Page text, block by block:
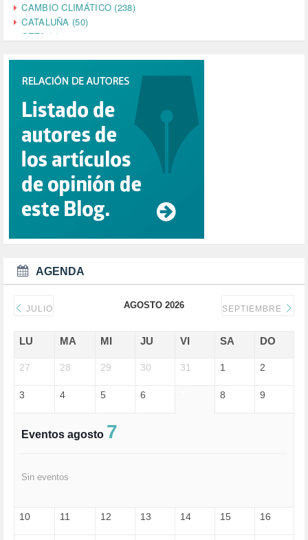
CAMBIO CLIMÁTICO (238)
CATALUÑA (50)
CETA (2)
CINE (35)
COMPROMISO (2)
CONFERENCIA (1)
CONSUMO (1)
CORONAVIRUS (155)
CORRUPCIÓN (215)
CULTURA (704)
DANA (78)
DD.HH. (1)
DEMOCRACIA (1)
DEMOCRAIA (1)
DEPORTES (2)
DERECHOS SOCIALES (739)
DONALD TRUMP (82)
EDGAR MORIN (1)
EMIGRACIÓN (4)
ESPECULACIÓN (2)
FELICIDAD (1)
FRANCISCO (5)
GUERRA (133)
AGENDA
JULIO AGOSTO 2026 SEPTIEMBRE
LU MA MI JU VI SA DO
27 28 29 30 31 1 2
3 4 5 6 8 9
Eventos agosto 7
Sin eventos
10 11 12 13 14 15 16